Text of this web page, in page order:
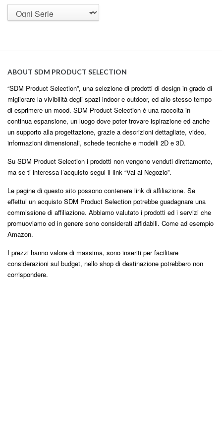
ABOUT SDM PRODUCT SELECTION
“SDM Product Selection”, una selezione di prodotti di design in grado di
migliorare la vivibilità degli spazi indoor e outdoor, ed allo stesso tempo
di esprimere un mood. SDM Product Selection è una raccolta in
continua espansione, un luogo dove poter trovare ispirazione ed anche
un supporto alla progettazione, grazie a descrizioni dettagliate, video,
informazioni dimensionali, schede tecniche e modelli 2D e 3D.
Su SDM Product Selection i prodotti non vengono venduti direttamente,
ma se ti interessa l’acquisto segui il link “Vai al Negozio”.
Le pagine di questo sito possono contenere link di affiliazione. Se
effettui un acquisto SDM Product Selection potrebbe guadagnare una
commissione di affiliazione. Abbiamo valutato i prodotti ed i servizi che
promuoviamo ed in genere sono considerati affidabili. Come ad esempio
Amazon.
I prezzi hanno valore di massima, sono inseriti per facilitare
considerazioni sul budget, nello shop di destinazione potrebbero non
corrispondere.